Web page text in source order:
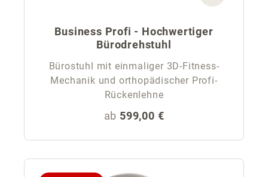
Business Profi - Hochwertiger
Bürodrehstuhl
Bürostuhl mit einmaliger 3D-Fitness-
Mechanik und orthopädischer Profi-
Rückenlehne
Regulärer Preis:
ab 599,00 €